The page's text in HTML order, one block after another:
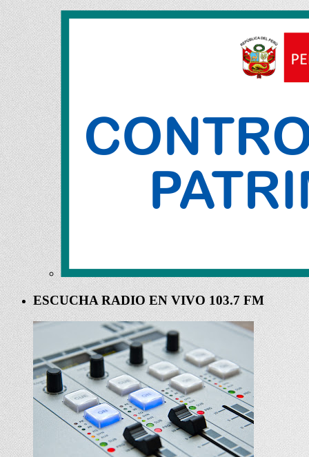
ESCUCHA RADIO EN VIVO 103.7 FM